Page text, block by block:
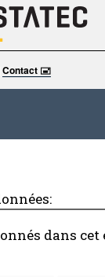
Contact 🖃
dans cet